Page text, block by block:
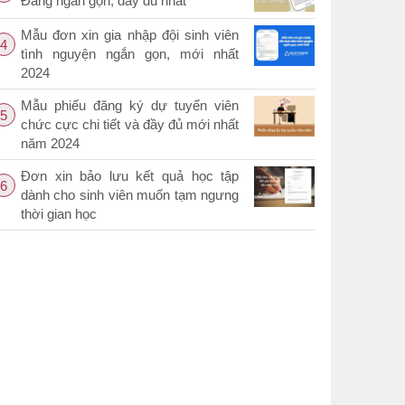
4
Mẫu đơn xin gia nhập đội sinh viên
tình nguyện ngắn gọn, mới nhất
2024
5
Mẫu phiếu đăng ký dự tuyển viên
chức cực chi tiết và đầy đủ mới nhất
năm 2024
6
Đơn xin bảo lưu kết quả học tập
dành cho sinh viên muốn tạm ngưng
thời gian học